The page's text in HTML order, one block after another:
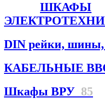
ШКАФЫ
DIN рейки, шины,
КАБЕЛЬНЫЕ
Шкафы ВРУ 85